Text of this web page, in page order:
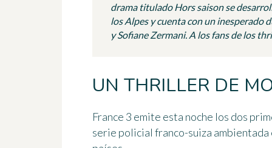
drama titulado Hors saison se
los Alpes y cuenta con un inesperado
y Sofiane Zermani. A los fans de los
UN THRILLER DE
France 3 emite esta noche los dos
serie policial franco-suiza ambientada